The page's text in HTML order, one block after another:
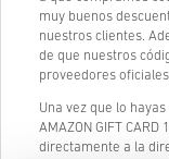
muy buenos
nuestros clientes.
de que nuestros
proveedores
Una vez que lo
AMAZON GIFT
directamente a la